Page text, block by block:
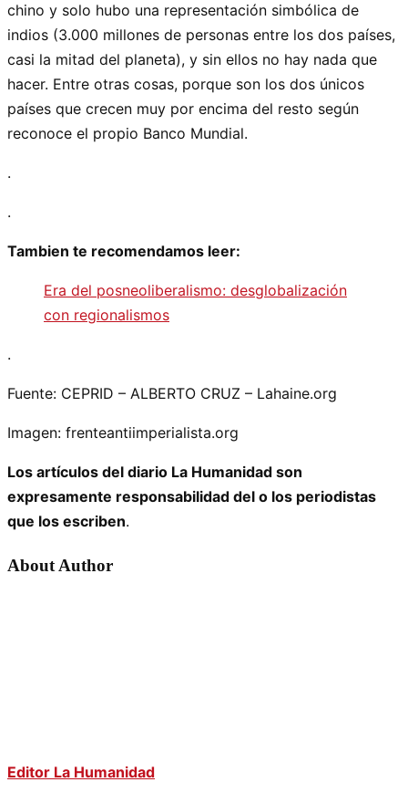
chino y solo hubo una representación simbólica de
indios (3.000 millones de personas entre los dos países,
casi la mitad del planeta), y sin ellos no hay nada que
hacer. Entre otras cosas, porque son los dos únicos
países que crecen muy por encima del resto según
reconoce el propio Banco Mundial.
.
.
Tambien te recomendamos leer:
Era del posneoliberalismo: desglobalización
con regionalismos
.
Fuente: CEPRID – ALBERTO CRUZ – Lahaine.org
Imagen: frenteantiimperialista.org
Los artículos del diario La Humanidad son
expresamente responsabilidad del o los periodistas
que los escriben.
About Author
Editor La Humanidad